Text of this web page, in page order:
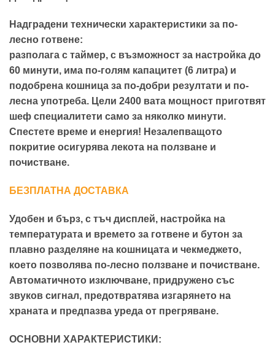
Надградени технически характеристики за по-
лесно готвене:
разполага с таймер, с възможност за настройка до
60 минути, има по-голям капацитет (6 литра) и
подобрена кошница за по-добри резултати и по-
лесна употреба. Цели 2400 вата мощност приготвят
шеф специалитети само за няколко минути.
Спестете време и енергия! Незалепващото
покритие осигурява лекота на ползване и
почистване.
БЕЗПЛАТНА ДОСТАВКА
Удобен и бърз, с тъч дисплей, настройка на
температурата и времето за готвене и бутон за
плавно разделяне на кошницата и чекмеджето,
което позволява по-лесно ползване и почистване.
Автоматичното изключване, придружено със
звуков сигнал, предотвратява изгарянето на
храната и предпазва уреда от прегряване.
ОСНОВНИ ХАРАКТЕРИСТИКИ: